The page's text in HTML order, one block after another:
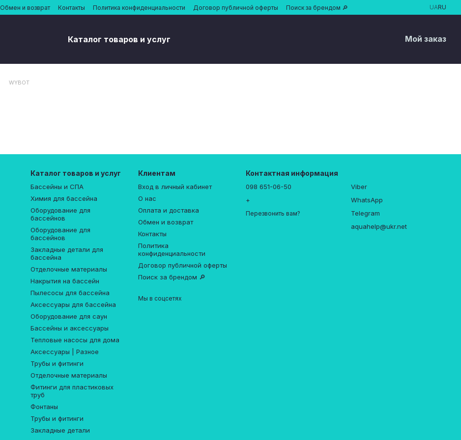
Обмен и возврат Контакты Политика конфиденциальности Договор публичной оферты Поиск за брендом 🔎 UARU
Каталог товаров и услуг Мой заказ
WYBOT
Каталог товаров и услуг
Бассейны и СПА
Химия для бассейна
Оборудование для
бассейнов
Оборудование для
бассейнов
Закладные детали для
бассейна
Отделочные материалы
Накрытия на бассейн
Пылесосы для бассейна
Аксессуары для бассейна
Оборудование для саун
Бассейны и аксессуары
Тепловые насосы для дома
Аксессуары | Разное
Трубы и фитинги
Отделочные материалы
Фитинги для пластиковых
труб
Фонтаны
Трубы и фитинги
Закладные детали
Клиентам
Вход в личный кабинет
О нас
Оплата и доставка
Обмен и возврат
Контакты
Политика
конфиденциальности
Договор публичной оферты
Поиск за брендом 🔎
Мы в соцсетях
Контактная информация
098 651-06-50
+
Перезвонить вам?
Viber
WhatsApp
Telegram
aquahelp@ukr.net